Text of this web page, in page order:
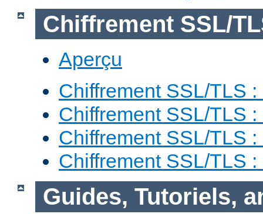
Chiffrement SSL/
Aperçu
Chiffrement SSL/TLS
Chiffrement SSL/TLS
Chiffrement SSL/TLS
Chiffrement SSL/TLS :
Guides, Tutoriels,